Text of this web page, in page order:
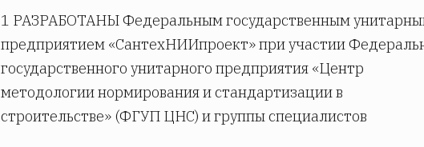
1 РАЗРАБОТАНЫ Федеральным государственным
предприятием «СантехНИИпроект» при участии
государственного унитарного предприятия «Центр
методологии нормирования и стандартизации в
строительстве» (ФГУП ЦНС) и группы специалистов